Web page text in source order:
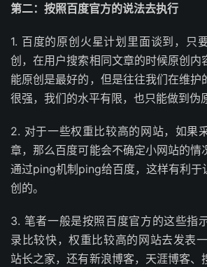
第二：按照百度官方的说法去执行
1. 百度的原创火星计划里面谈到，只
创，在用户搜索相同文章的时候原创内
能原创是最好的，但是往往我们在维护
很强，我们的水平有限，也只能做到伪
2. 对于一些权重比较高的网站，如果
章，那么百度可能会不确定小网站的情
通过ping机制ping给百度，这样有利于
创的。
3. 笔者一般是按照百度官方的这些指
录比较快，权重比较高的网站去发表
站长之家，还有新浪博客，天涯博客、